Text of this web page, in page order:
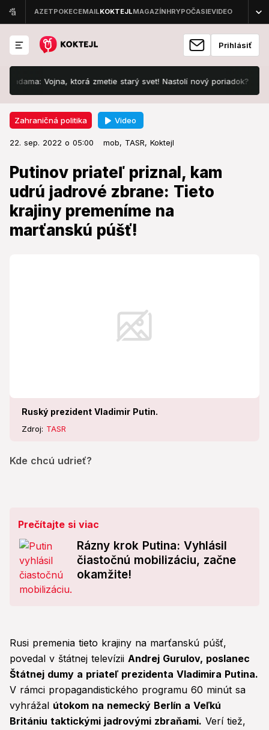
Prihlásiť
Vojna, ktorá zmetie starý svet! Nastolí nový poriadok?
Zahraničná politika Video
22. sep. 2022 o 05:00 mob, TASR, Koktejl
Putinov priateľ priznal, kam
udrú jadrové zbrane: Tieto
krajiny premeníme na
marťanskú púšť!
Ruský prezident Vladimir Putin.
Zdroj: TASR
Kde chcú udrieť?
Zahraničná politika 22. sep. 2022 o 05:00
Putinov priateľ priznal, kam udrú
jadrové zbrane: Tieto krajiny
premeníme na marťanskú púšť!
Kde chcú udrieť?
Prečítajte si viac
Rázny krok Putina: Vyhlásil
čiastočnú mobilizáciu, začne
okamžite!
Rusi premenia tieto krajiny na marťanskú púšť,
povedal v štátnej televízii Andrej Gurulov, poslanec
Štátnej dumy a priateľ prezidenta Vladimira Putina.
V rámci propagandistického programu 60 minút sa
vyhrážal útokom na nemecký Berlín a Veľkú
Britániu taktickými jadrovými zbraňami. Verí tiež,